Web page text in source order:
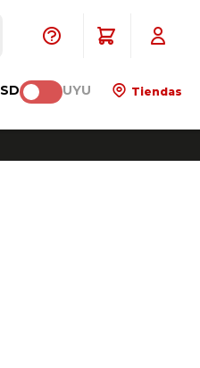
UYU Tiendas